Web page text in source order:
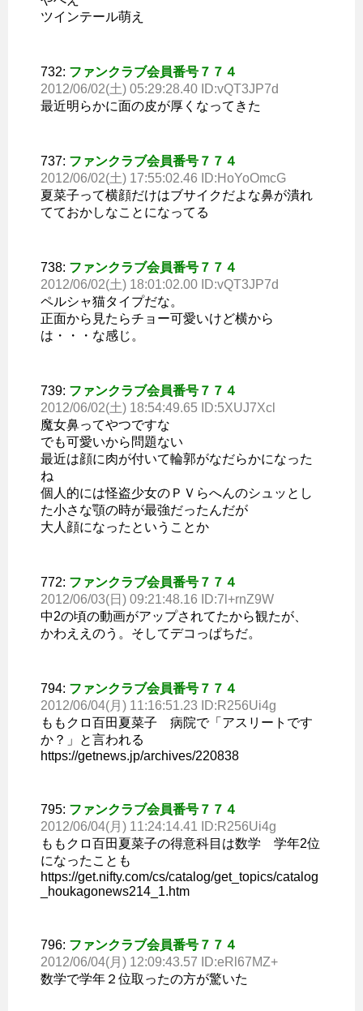
ツインテール萌え
732: ファンクラブ会員番号７７４
2012/06/02(土) 05:29:28.40 ID:vQT3JP7d
最近明らかに面の皮が厚くなってきた
737: ファンクラブ会員番号７７４
2012/06/02(土) 17:55:02.46 ID:HoYoOmcG
夏菜子って横顔だけはブサイクだよな鼻が潰れ
てておかしなことになってる
738: ファンクラブ会員番号７７４
2012/06/02(土) 18:01:02.00 ID:vQT3JP7d
ペルシャ猫タイプだな。
正面から見たらチョー可愛いけど横から
は・・・な感じ。
739: ファンクラブ会員番号７７４
2012/06/02(土) 18:54:49.65 ID:5XUJ7Xcl
魔女鼻ってやつですな
でも可愛いから問題ない
最近は顔に肉が付いて輪郭がなだらかになった
ね
個人的には怪盗少女のＰＶらへんのシュッとし
た小さな顎の時が最強だったんだが
大人顔になったということか
772: ファンクラブ会員番号７７４
2012/06/03(日) 09:21:48.16 ID:7l+rnZ9W
中2の頃の動画がアップされてたから観たが、
かわええのう。そしてデコっぱちだ。
794: ファンクラブ会員番号７７４
2012/06/04(月) 11:16:51.23 ID:R256Ui4g
ももクロ百田夏菜子 病院で「アスリートです
か？」と言われる
https://getnews.jp/archives/220838
795: ファンクラブ会員番号７７４
2012/06/04(月) 11:24:14.41 ID:R256Ui4g
ももクロ百田夏菜子の得意科目は数学 学年2位
になったことも
https://get.nifty.com/cs/catalog/get_topics/catalog
_houkagonews214_1.htm
796: ファンクラブ会員番号７７４
2012/06/04(月) 12:09:43.57 ID:eRl67MZ+
数学で学年２位取ったの方が驚いた